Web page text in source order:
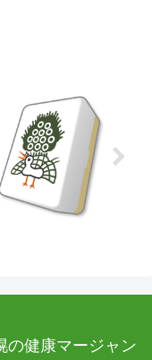
健康マージャン